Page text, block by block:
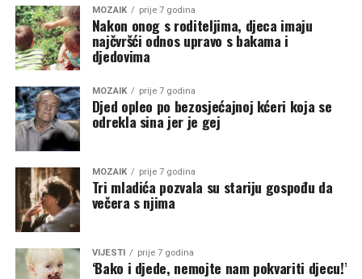
MOZAIK prije 7 godina
Nakon onog s roditeljima, djeca imaju
najčvršći odnos upravo s bakama i
djedovima
MOZAIK prije 7 godina
Djed opleo po bezosjećajnoj kćeri koja se
odrekla sina jer je gej
MOZAIK prije 7 godina
Tri mladića pozvala su stariju gospođu da
večera s njima
VIJESTI prije 7 godina
‘Bako i djede, nemojte nam pokvariti djecu!’